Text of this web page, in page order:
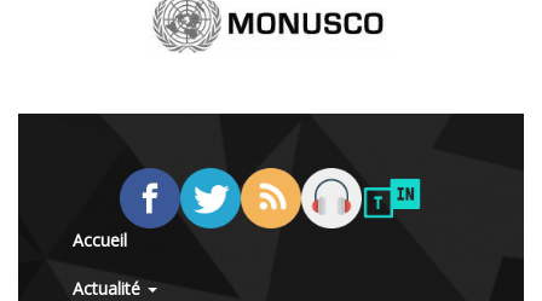
Accueil
Actualité